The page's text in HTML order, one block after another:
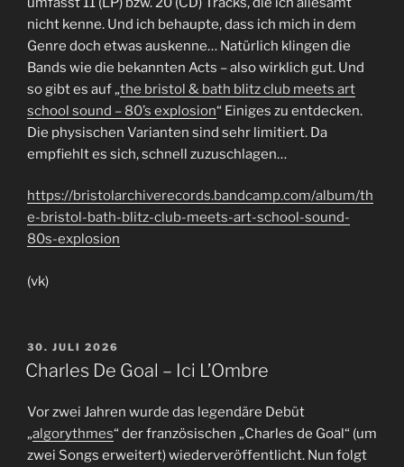
nicht kenne. Und ich behaupte, dass ich mich in dem
Genre doch etwas auskenne… Natürlich klingen die
Bands wie die bekannten Acts – also wirklich gut. Und
so gibt es auf „the bristol & bath blitz club meets art
school sound – 80’s explosion“ Einiges zu entdecken.
Die physischen Varianten sind sehr limitiert. Da
empfiehlt es sich, schnell zuzuschlagen…
https://bristolarchiverecords.bandcamp.com/album/th
e-bristol-bath-blitz-club-meets-art-school-sound-
80s-explosion
(vk)
VERÖFFENTLICHT
AM
30. JULI 2026
Charles De Goal – Ici L’Ombre
Vor zwei Jahren wurde das legendäre Debüt
„algorythmes“ der französischen „Charles de Goal“ (um
zwei Songs erweitert) wiederveröffentlicht. Nun folgt